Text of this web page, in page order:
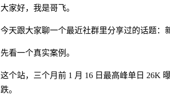
大家好，我是哥飞。
今天跟大家聊一个最近社群里分享过的话题：
先看一个真实案例。
这个站，三个月前 1 月 16 日最高峰单日 26K
跌。